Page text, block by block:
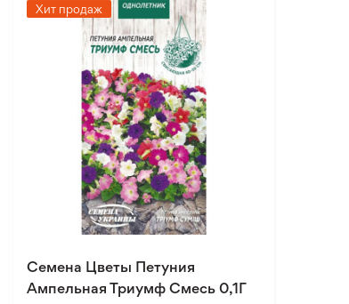
Хит продаж
Семена Цветы Петуния
Ампельная Триумф Смесь 0,1Г